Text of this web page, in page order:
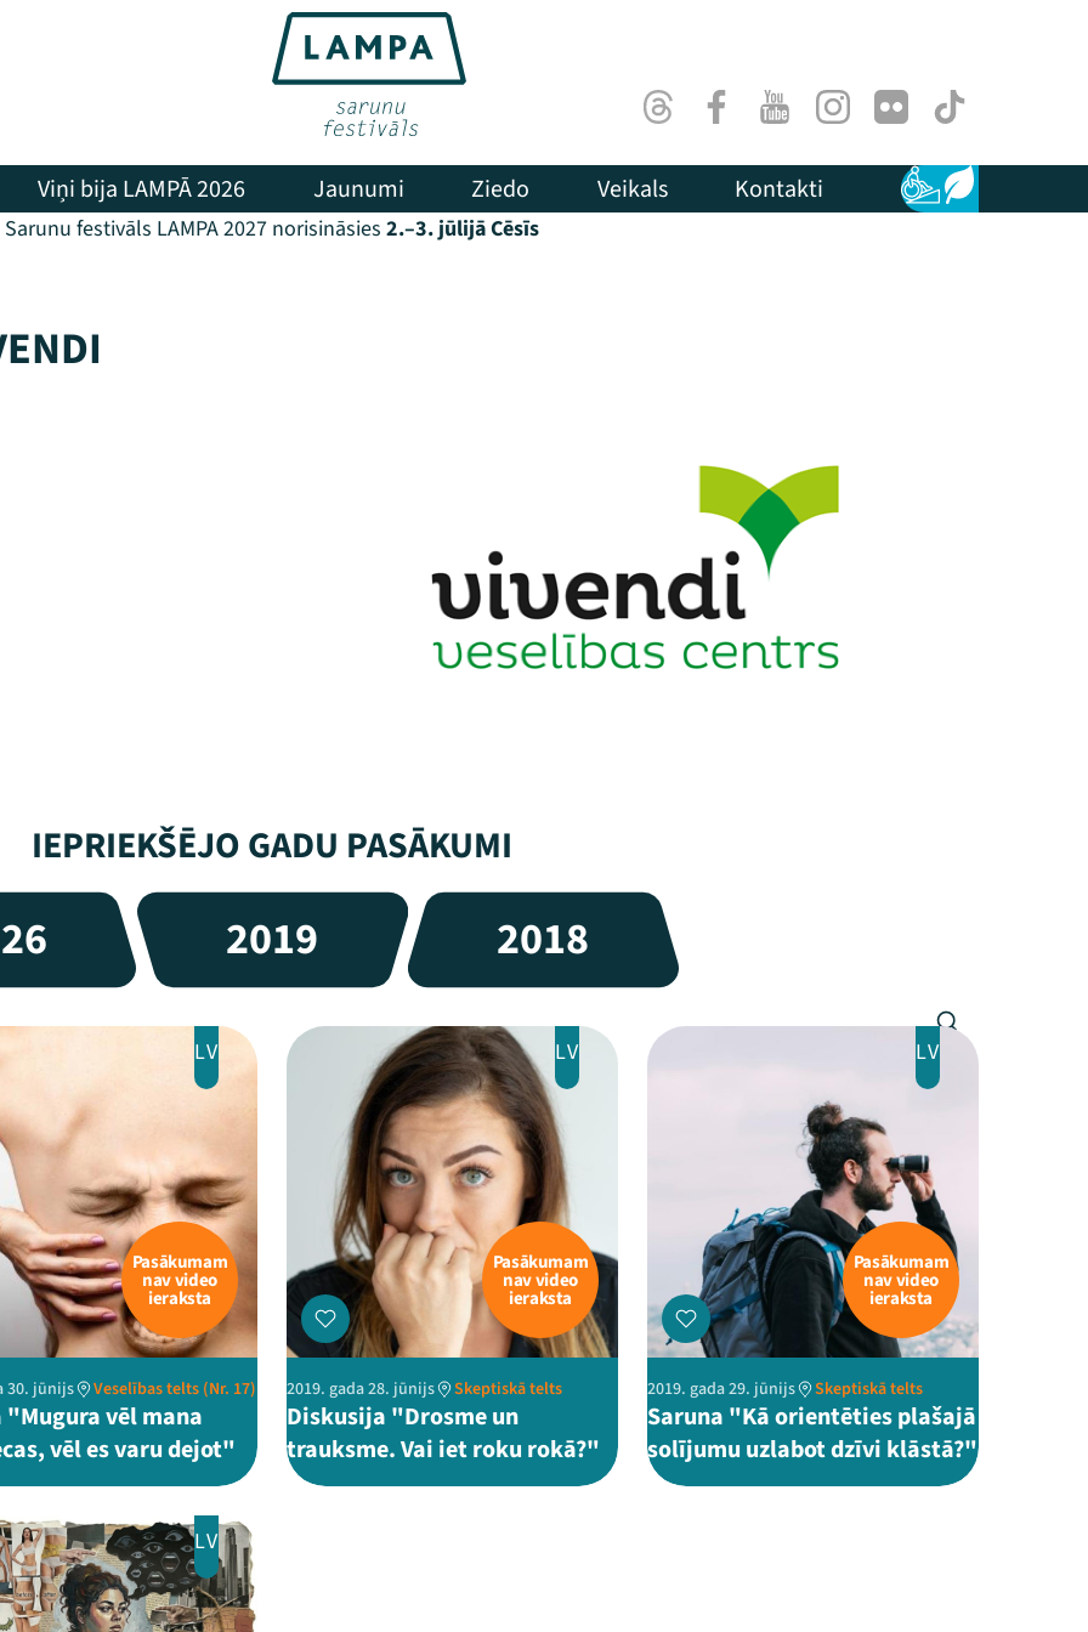
ThreadsFacebookYoutubeInstagram
Flick TikTok
Viņi bija LAMPĀ 2026 Jaunumi Ziedo Veikals Kontakti Pieejamība
Ilgtspēja
Sarunu festivāls LAMPA 2027 norisināsies 2.–3. jūlijā Cēsīs
IEPRIEKŠĒJO GADU PASĀKUMI
2019 2018
LV
Pasākumam
nav video
ieraksta
30. jūnijs Veselības telts (Nr. 17)
"Mugura vēl mana
vēl es varu dejot"
LV
Pasākumam
nav video
ieraksta
2019. gada 28. jūnijs Skeptiskā telts
Diskusija "Drosme un
trauksme. Vai iet roku rokā?"
LV
Pasākumam
nav video
ieraksta
2019. gada 29. jūnijs Skeptiskā telts
Saruna "Kā orientēties plašajā
solījumu uzlabot dzīvi klāstā?"
LV